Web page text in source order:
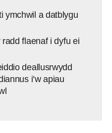
ymchwil a datblygu
radd flaenaf i dyfu ei
deallusrwydd
i’w apiau